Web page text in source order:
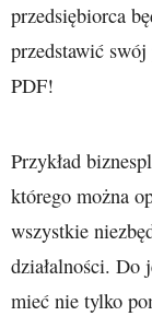
przedsiębiorca
przedstawić swój
PDF!
Przykład
którego można
wszystkie
działalności. Do
mieć nie tylko